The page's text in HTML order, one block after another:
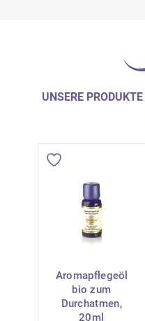
UNSERE
Aromapflegeöl
bio zum
Durchatmen,
20ml